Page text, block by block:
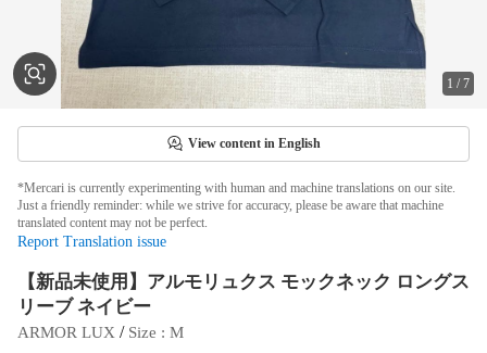
1 /7
View content in English
*Mercari is currently experimenting with human and machine translations on our site.
Just a friendly reminder: while we strive for accuracy, please be aware that machine
translated content may not be perfect.
Report Translation issue
【新品未使用】アルモリュクス モックネック ロングス
リーブ ネイビー
ARMOR LUX / Size : M